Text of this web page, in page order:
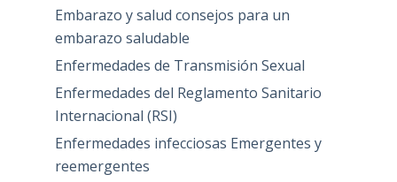
Embarazo y salud consejos para un
embarazo saludable
Enfermedades de Transmisión Sexual
Enfermedades del Reglamento Sanitario
Internacional (RSI)
Enfermedades infecciosas Emergentes y
reemergentes